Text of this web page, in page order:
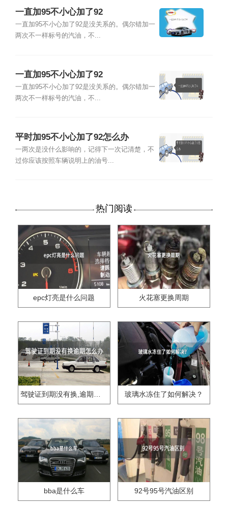
一直加95不小心加了92
一直加95不小心加了92是没关系的。偶尔错加一
两次不一样标号的汽油，不...
一直加95不小心加了92
一直加95不小心加了92是没关系的。偶尔错加一
两次不一样标号的汽油，不...
平时加95不小心加了92怎么办
一两次是没什么影响的，记得下一次记清楚，不
过你应该按照车辆说明上的油号...
热门阅读
epc灯亮是什么问题 火花塞更换周期
驾驶证到期没有换,逾期怎么办?? 玻璃水冻住了如何解决？
bba是什么车 92号95号汽油区别